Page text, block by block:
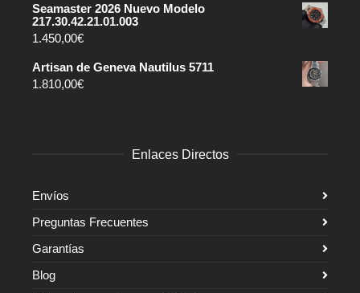
Seamaster 2026 Nuevo Modelo
217.30.42.21.01.003
1.450,00€
Artisan de Geneva Nautilus 5711
1.810,00€
Enlaces Directos
Envíos
Preguntas Frecuentes
Garantías
Blog